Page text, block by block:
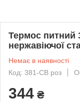
Термос питний
нержавіючої
Немає в наявності
Код: 381-CB роз
344 ₴